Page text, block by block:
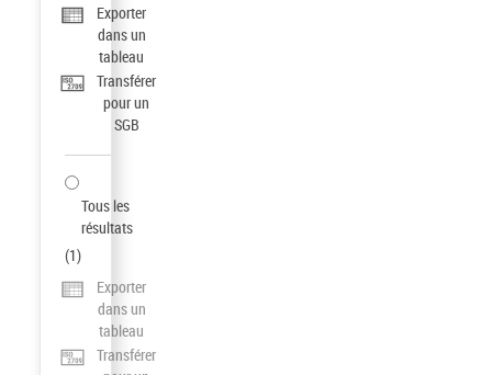
Exporter
dans un
tableau
Transférer
pour un
SGB
Tous les
résultats
(1)
Exporter
dans un
tableau
Transférer